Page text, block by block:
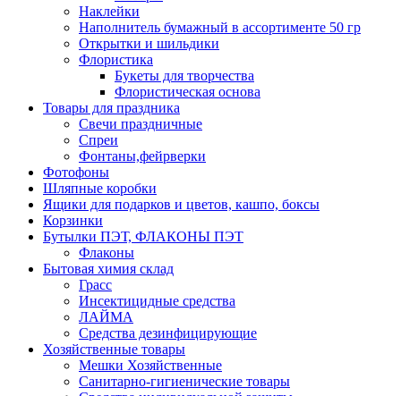
Наклейки
Наполнитель бумажный в ассортименте 50 гр
Открытки и шильдики
Флористика
Букеты для творчества
Флористическая основа
Товары для праздника
Свечи праздничные
Спреи
Фонтаны,фейрверки
Фотофоны
Шляпные коробки
Ящики для подарков и цветов, кашпо, боксы
Корзинки
Бутылки ПЭТ, ФЛАКОНЫ ПЭТ
Флаконы
Бытовая химия склад
Грасс
Инсектицидные средства
ЛАЙМА
Средства дезинфицирующие
Хозяйственные товары
Мешки Хозяйственные
Санитарно-гигиенические товары